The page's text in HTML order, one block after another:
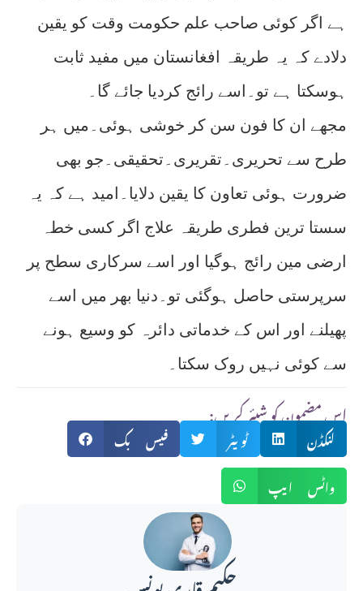
ہے اگر کوئی صاحب علم حکومت وقت کو یقین
دلادے کہ یہ طریقہ افغانستان میں مفید ثابت
ہوسکتا ہے تو۔اسے رائج کردیا جائے گا۔
مجھے ان کا فون سن کر خوشی ہوئی۔میں ہر
طرح سے تحریری۔تقریری۔تحقیقی۔جو بھی
ضرورت ہوئی تعاون کا یقین دلایا۔امید ہے کہ یہ
سستا ترین فطری طریقہ علاج اگر کسی خطہ
ارضی مین رائج ہوگیا اور اسے سرکاری سطح پر
سرپرستی حاصل ہوگئی تو۔دنیا بھر میں اسے
پھیلنے اور اس کے خدماتی دائرہ کو وسیع ہونے
سے کوئی نہیں روک سکتا۔
:اس مضمون کو شیئر کریں
فیس بک ٹویٹر
لنکڈن
واٹس ایپ